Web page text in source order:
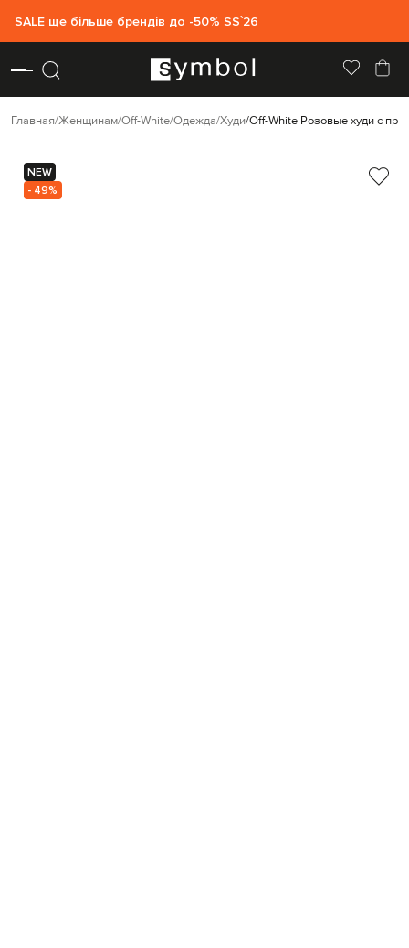
SALE ще більше брендів до -50% SS`26
Главная Женщинам Off-White Одежда Худи Off-White Розовые худи с
NEW
- 49%